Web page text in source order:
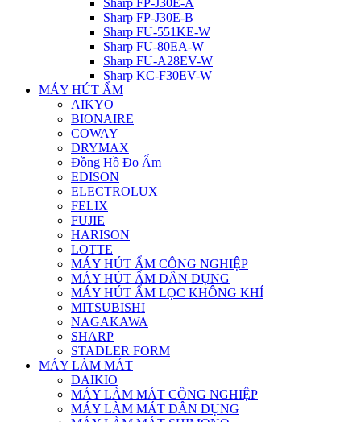
Sharp FP-J30E-A
Sharp FP-J30E-B
Sharp FU-551KE-W
Sharp FU-80EA-W
Sharp FU-A28EV-W
Sharp KC-F30EV-W
MÁY HÚT ẨM
AIKYO
BIONAIRE
COWAY
DRYMAX
Đồng Hồ Đo Ẩm
EDISON
ELECTROLUX
FELIX
FUJIE
HARISON
LOTTE
MÁY HÚT ẨM CÔNG NGHIỆP
MÁY HÚT ẨM DÂN DỤNG
MÁY HÚT ẨM LỌC KHÔNG KHÍ
MITSUBISHI
NAGAKAWA
SHARP
STADLER FORM
MÁY LÀM MÁT
DAIKIO
MÁY LÀM MÁT CÔNG NGHIỆP
MÁY LÀM MÁT DÂN DỤNG